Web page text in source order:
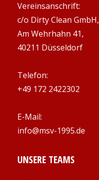
Vereinsanschrift:
c/o Dirty Clean GmbH,
Am Wehrhahn 41,
40211 Düsseldorf
Telefon:
+49 172 2422302
E-Mail:
info@msv-1995.de
UNSERE TEAMS